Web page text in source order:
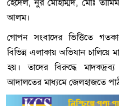
আলম।
গোপন সংবাদের ভিত্তিতে
বিভিন্ন এলাকায় অভিযান চালিয়ে
হয়। তাদের বিরুদ্ধে
আদালতের মাধ্যমে জেলহাজতে